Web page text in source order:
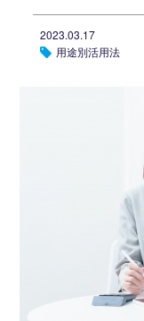
2023.03.17
用途別活用法